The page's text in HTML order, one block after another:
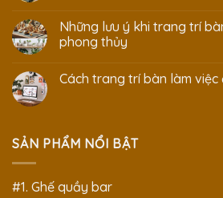
Những lưu ý khi trang trí
phong thủy
Cách trang trí bàn làm
SẢN PHẨM NỔI BẬT
#1. Ghế quầy bar